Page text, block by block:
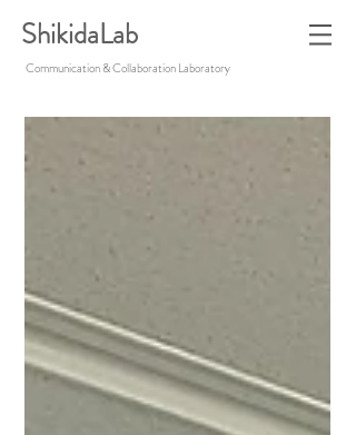
ShikidaLab
Communication & Collaboration Laboratory